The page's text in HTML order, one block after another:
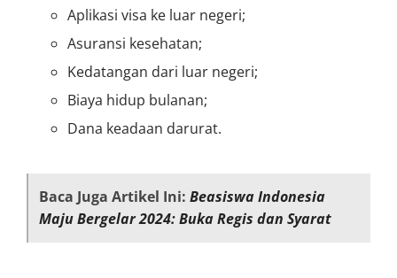
Aplikasi visa ke luar negeri;
Asuransi kesehatan;
Kedatangan dari luar negeri;
Biaya hidup bulanan;
Dana keadaan darurat.
Baca Juga Artikel Ini: Beasiswa Indonesia
Maju Bergelar 2024: Buka Regis dan Syarat